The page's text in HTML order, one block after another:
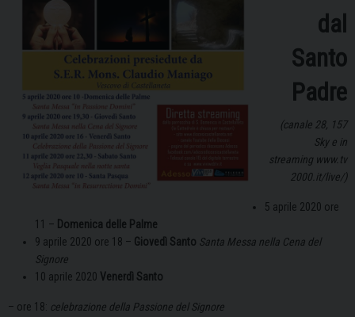
dal
Santo
Padre
(canale 28, 157
Sky e in
streaming www.tv
2000.it/live/)
5 aprile 2020 ore
11 – Domenica delle Palme
9 aprile 2020 ore 18 – Giovedì Santo Santa Messa nella Cena del
Signore
10 aprile 2020 Venerdì Santo
– ore 18: celebrazione della Passione del Signore